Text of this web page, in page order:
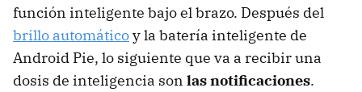
función inteligente bajo el brazo. Después del
brillo automáticoy la batería inteligente de
Android Pie, lo siguiente que va a recibir una
dosis de inteligencia son las notificaciones.